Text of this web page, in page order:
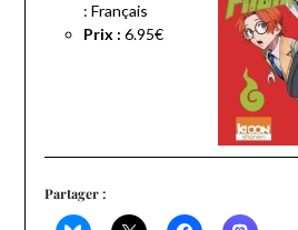
: Français
Prix : 6.95€
Partager :